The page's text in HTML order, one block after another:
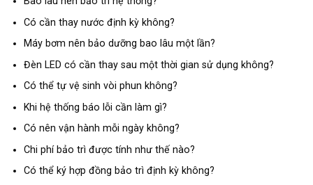
Có cần thay nước định kỳ không?
Máy bơm nên bảo dưỡng bao lâu một lần?
Đèn LED có cần thay sau một thời gian sử dụng không?
Có thể tự vệ sinh vòi phun không?
Khi hệ thống báo lỗi cần làm gì?
Có nên vận hành mỗi ngày không?
Chi phí bảo trì được tính như thế nào?
Có thể ký hợp đồng bảo trì định kỳ không?